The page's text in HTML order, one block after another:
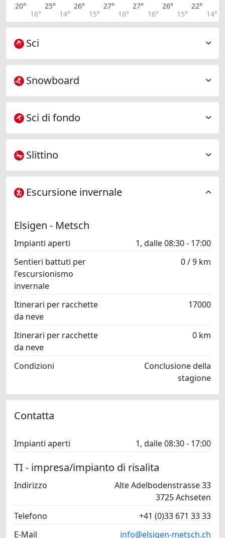
20°
16°
25°
14°
26°
15°
27°
16°
27°
16°
26°
15°
22°
14°
Sci
Snowboard
Sci di fondo
Slittino
Escursione invernale
Elsigen - Metsch
Impianti aperti
1, dalle 08:30 - 17:00
Sentieri battuti per
l'escursionismo
invernale
0 / 9 km
Itinerari per racchette
da neve
17000
Itinerari per racchette
da neve
0 km
Condizioni
Conclusione della
stagione
Contatta
Impianti aperti 1, dalle 08:30 - 17:00
TI - impresa/impianto di risalita
Indirizzo
Alte Adelbodenstrasse 33
3725 Achseten
Telefono
+41 (0)33 671 33 33
E-Mail
info@elsigen-metsch.ch